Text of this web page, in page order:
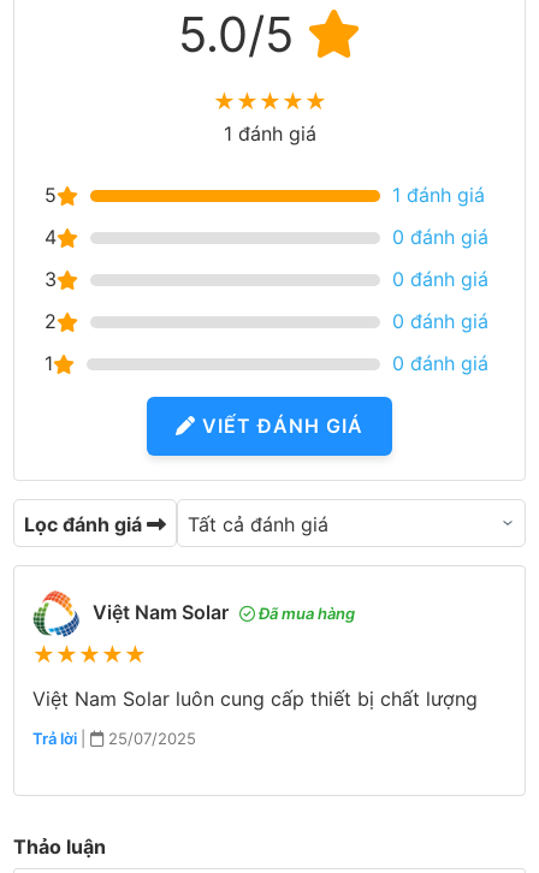
5.0/5
★★★★★
1 đánh giá
5
1 đánh giá
4
0 đánh giá
3
0 đánh giá
2
0 đánh giá
1
0 đánh giá
VIẾT ĐÁNH GIÁ
Lọc đánh giá
Việt Nam Solar Đã mua hàng
★★★★★
Việt Nam Solar luôn cung cấp thiết bị chất lượng
Trả lời | 25/07/2025
Thảo luận